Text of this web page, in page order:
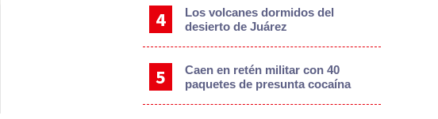
Los volcanes dormidos del
desierto de Juárez
Caen en retén militar con 40
paquetes de presunta cocaína